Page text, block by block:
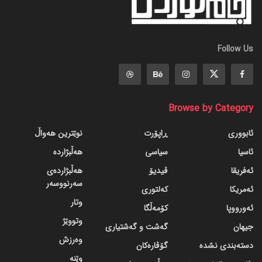
Follow Us
Browse by Category
ئابووری
ئاسیا
ئەفریقا
ئەمریکا
ئەورووپا
جیهان
دسته‌بندی نشده
ڕاپۆرت
سیاسی
ڤیدیۆ
کەلتوری
کۆمەڵگا
گه‌شت و گه‌شتیاری
گۆڤاره‌کان
نوێترین هەواڵ
هەڵبژاردە
هەڵبژاردەی
سەرنووسەر
وتار
وتووێژ
وەرزش
وێنە